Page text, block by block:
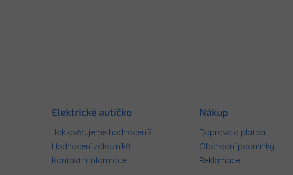
Elektrické autíčko
Jak ověřujeme hodnocení?
Hodnocení zákazníků
Kontaktní informace
Nákup
Doprava a platba
Obchodní podmínky
Reklamace